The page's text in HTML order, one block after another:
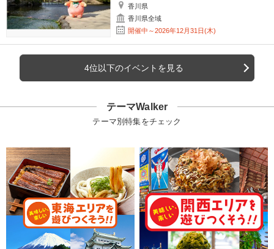
香川県
香川県全域
開催中～2026年12月31日(木)
4位以下のイベントを見る
テーマWalker
テーマ別特集をチェック